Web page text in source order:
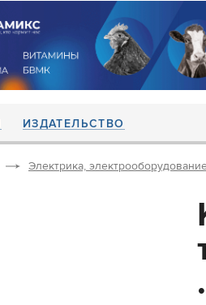
ИЗДАТЕЛЬСТВО
Электрика,